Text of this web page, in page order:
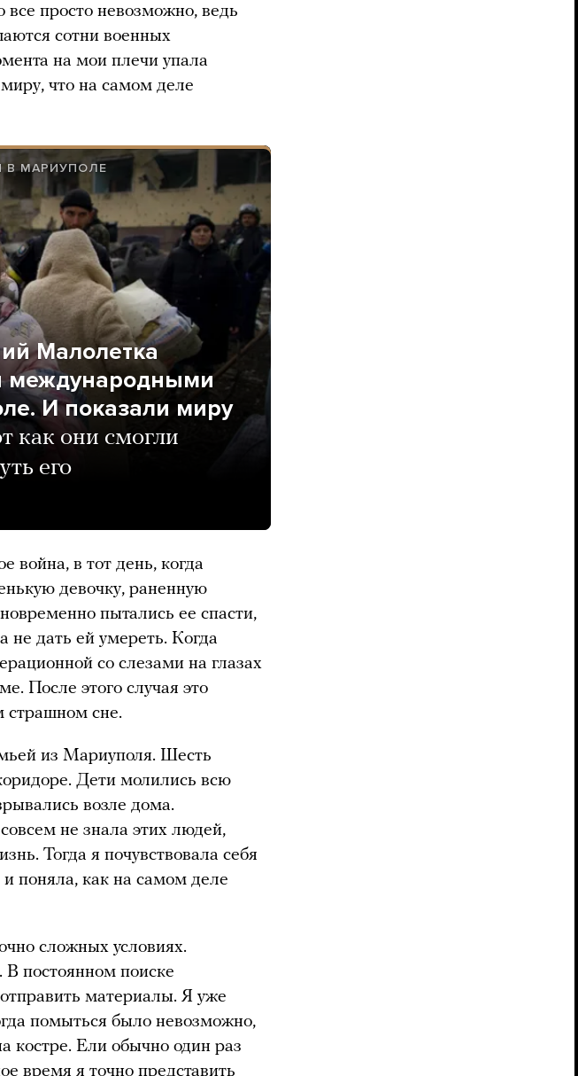
все просто невозможно, ведь
сотни военных
на мои плечи упала
что на самом деле
В МАРИУПОЛЕ
Малолетка
международными
И показали миру
как они смогли
его
война, в тот день, когда
девочку, раненную
пытались ее спасти,
не дать ей умереть. Когда
со слезами на глазах
После этого случая это
страшном сне.
из Мариуполя. Шесть
Дети молились всю
возле дома.
не знала этих людей,
Тогда я почувствовала себя
поняла, как на самом деле
сложных условиях.
В постоянном поиске
отправить материалы. Я уже
помыться было невозможно,
костре. Ели обычно один раз
время я точно представить